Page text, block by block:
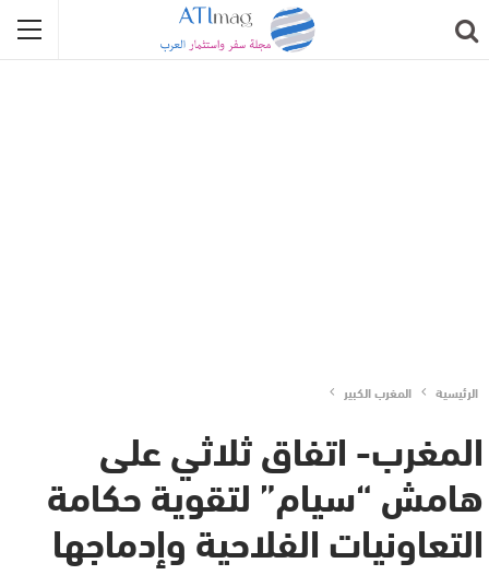
الرئيسية المغرب الكبير
المغرب- اتفاق ثلاثي على
هامش “سيام” لتقوية حكامة
التعاونيات الفلاحية وإدماجها